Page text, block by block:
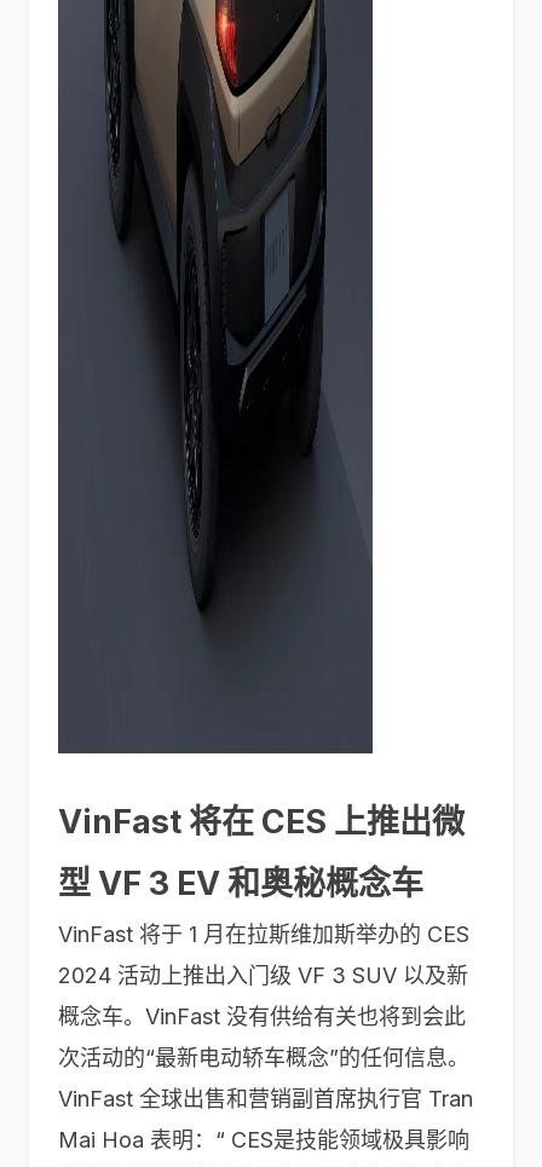
VinFast 将在 CES 上推出微
型 VF 3 EV 和奥秘概念车
VinFast 将于 1 月在拉斯维加斯举办的 CES
2024 活动上推出入门级 VF 3 SUV 以及新
概念车。VinFast 没有供给有关也将到会此
次活动的“最新电动轿车概念”的任何信息。
VinFast 全球出售和营销副首席执行官 Tran
Mai Hoa 表明：“ CES是技能领域极具影响